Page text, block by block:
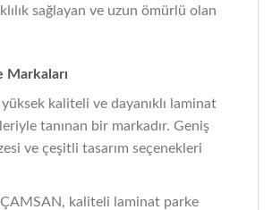
sağlayan ve uzun ömürlü olan
Markaları
yüksek kaliteli ve dayanıklı laminat
tanınan bir markadır. Geniş
ve çeşitli tasarım seçenekleri
kaliteli laminat parke